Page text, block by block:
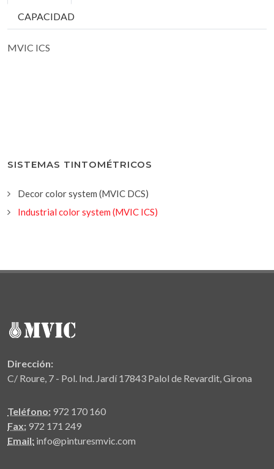
CAPACIDAD
MVIC ICS
SISTEMAS TINTOMÉTRICOS
Decor color system (MVIC DCS)
Industrial color system (MVIC ICS)
Dirección:
C/ Roure, 7 - Pol. Ind. Jardí 17843 Palol de Revardit, Girona
Teléfono: 972 170 160
Fax: 972 171 249
Email: info@pinturesmvic.com